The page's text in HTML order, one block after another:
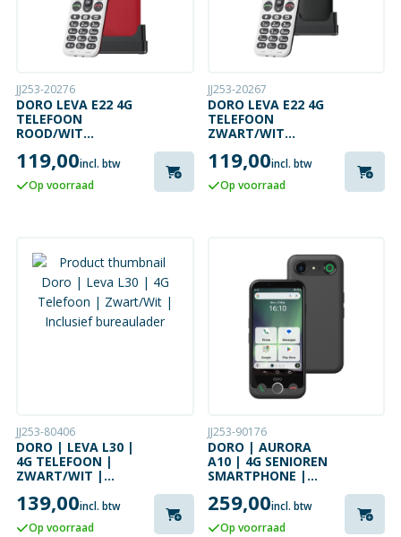
JJ253-20276
DORO LEVA E22 4G
TELEFOON
ROOD/WIT
BUREAULADER
119,00incl. btw
Op voorraad
JJ253-20267
DORO LEVA E22 4G
TELEFOON
ZWART/WIT
BUREAULADER
119,00incl. btw
Op voorraad
JJ253-80406
DORO | LEVA L30 |
4G TELEFOON |
ZWART/WIT |
BUREAULADER
139,00incl. btw
Op voorraad
JJ253-90176
DORO | AURORA
A10 | 4G SENIOREN
SMARTPHONE |
259,00incl. btw
Op voorraad